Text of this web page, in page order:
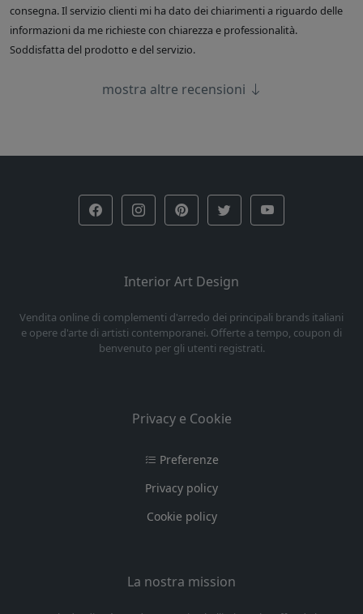
consegna. Il servizio clienti mi ha dato dei chiarimenti a riguardo delle
informazioni da me richieste con chiarezza e professionalità.
Soddisfatta del prodotto e del servizio.
mostra altre recensioni
Interior Art Design
Vendita online di complementi d'arredo dei principali brands italiani
e opere d'arte di artisti contemporanei. Offerte a tempo, coupon di
benvenuto per gli utenti registrati.
Privacy e Cookie
Preferenze
Privacy policy
Cookie policy
La nostra mission